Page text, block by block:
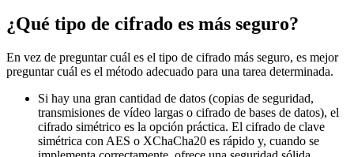
¿Qué tipo de cifrado es más seguro?
En vez de preguntar cuál es el tipo de cifrado más seguro, es mejor
preguntar cuál es el método adecuado para una tarea determinada.
Si hay una gran cantidad de datos (copias de seguridad,
transmisiones de vídeo largas o cifrado de bases de datos), el
cifrado simétrico es la opción práctica. El cifrado de clave
simétrica con AES o XChaCha20 es rápido y, cuando se